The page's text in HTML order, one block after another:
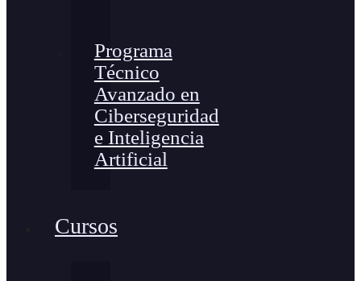
Programa
Técnico
Avanzado en
Ciberseguridad
e Inteligencia
Artificial
Cursos